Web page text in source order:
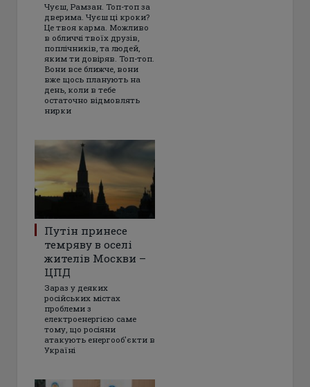
Чуєш, Рамзан. Топ-топ за
дверима. Чуєш ці кроки?
Це твоя карма. Можливо
в обличчі твоїх друзів,
поплічників, та людей,
яким ти довіряв. Топ-топ.
Вони все ближче, вони
вже щось планують на
день, коли в тебе
остаточно відмовлять
нирки
Путін принесе
темряву в оселі
жителів Москви –
ЦПД
Зараз у деяких
російських містах
проблеми з
електроенергією саме
тому, що росіяни
атакують енергооб'єкти в
Україні